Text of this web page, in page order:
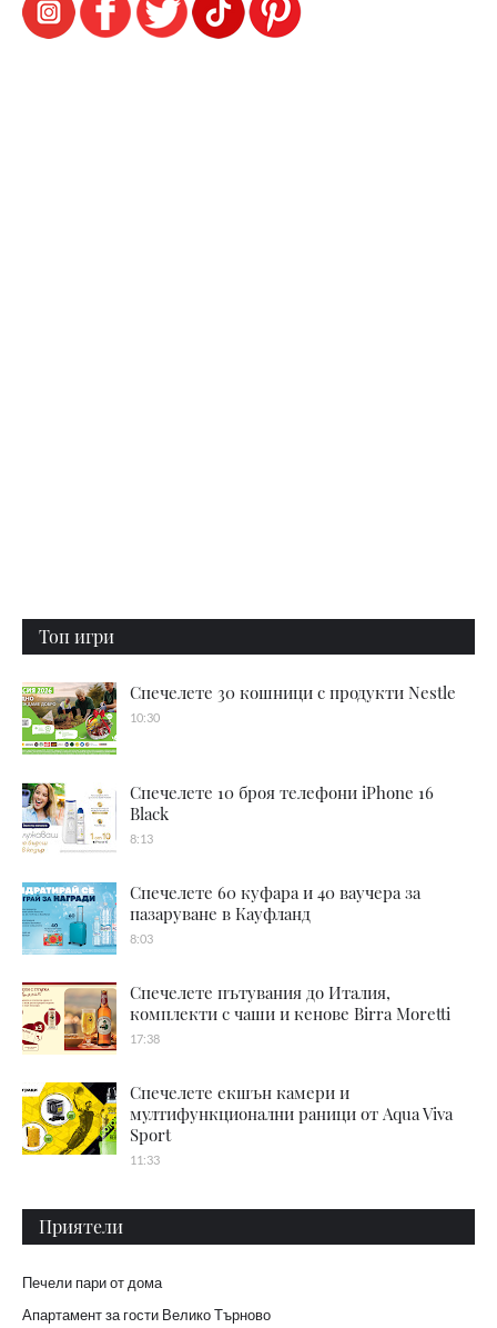
Топ игри
Спечелете 30 кошници с продукти Nestle
10:30
Спечелете 10 броя телефони iPhone 16
Black
8:13
Спечелете 60 куфара и 40 ваучера за
пазаруване в Кауфланд
8:03
Спечелете пътувания до Италия,
комплекти с чаши и кенове Birra Moretti
17:38
Спечелете екшън камери и
мултифункционални раници от Aqua Viva
Sport
11:33
Приятели
Печели пари от дома
Апартамент за гости Велико Търново